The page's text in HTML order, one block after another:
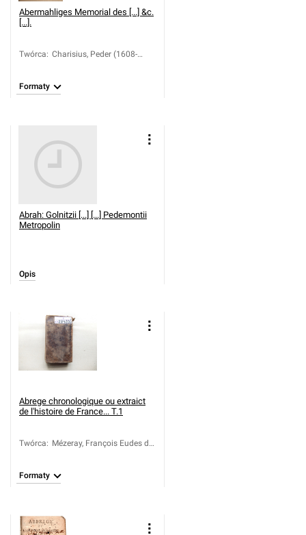
Abermahliges Memorial des [...] &c.
[...].
Twórca: Charisius, Peder (1608-
Formaty
Abrah: Golnitzii [...] [...] Pedemontii
Metropolin
Opis
Abrege chronologique ou extraict
de l'histoire de France... T.1
Twórca: Mézeray, François Eudes de
Formaty